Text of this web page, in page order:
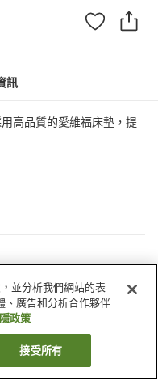
訊
高品質的愛維福床墊，提
/美容院
販賣機
並分析我們網站的表
、廣告和分析合作夥伴
政策
接受所有